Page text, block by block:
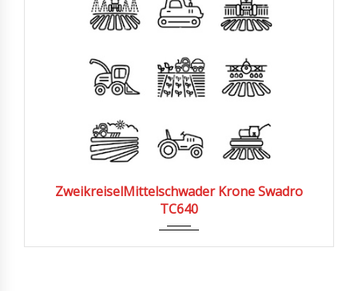
Zweikreisel­Mittelschwader Krone Swadro
TC640